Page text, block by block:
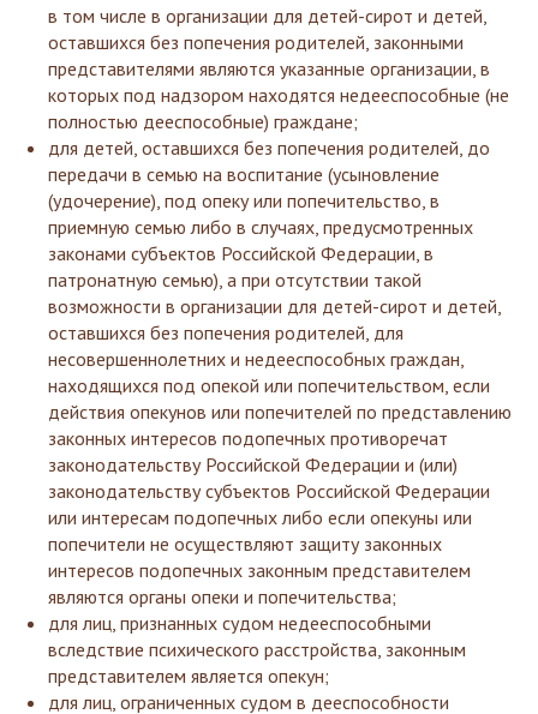
в том числе в организации для детей-сирот и детей,
оставшихся без попечения родителей, законными
представителями являются указанные организации, в
которых под надзором находятся недееспособные (не
полностью дееспособные) граждане;
для детей, оставшихся без попечения родителей, до
передачи в семью на воспитание (усыновление
(удочерение), под опеку или попечительство, в
приемную семью либо в случаях, предусмотренных
законами субъектов Российской Федерации, в
патронатную семью), а при отсутствии такой
возможности в организации для детей-сирот и детей,
оставшихся без попечения родителей, для
несовершеннолетних и недееспособных граждан,
находящихся под опекой или попечительством, если
действия опекунов или попечителей по представлению
законных интересов подопечных противоречат
законодательству Российской Федерации и (или)
законодательству субъектов Российской Федерации
или интересам подопечных либо если опекуны или
попечители не осуществляют защиту законных
интересов подопечных законным представителем
являются органы опеки и попечительства;
для лиц, признанных судом недееспособными
вследствие психического расстройства, законным
представителем является опекун;
для лиц, ограниченных судом в дееспособности